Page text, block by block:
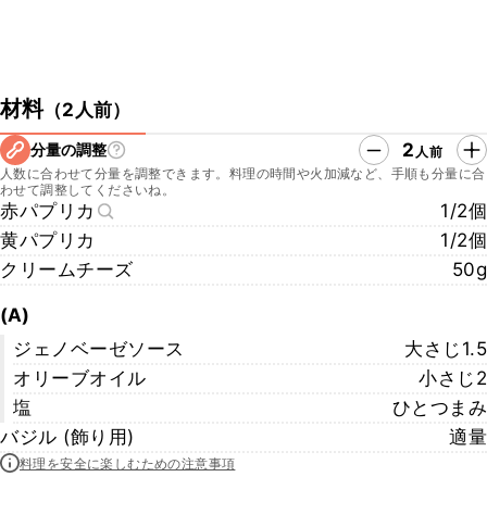
材料（2人前）
分量の調整 2 人前
人数に合わせて分量を調整できます。料理の時間や火加減など、手順も分量に合
わせて調整してくださいね。
赤パプリカ
1/2個
黄パプリカ
1/2個
クリームチーズ
50g
(A)
ジェノベーゼソース
大さじ1.5
オリーブオイル
小さじ2
塩
ひとつまみ
バジル (飾り用)
適量
料理を安全に楽しむための注意事項